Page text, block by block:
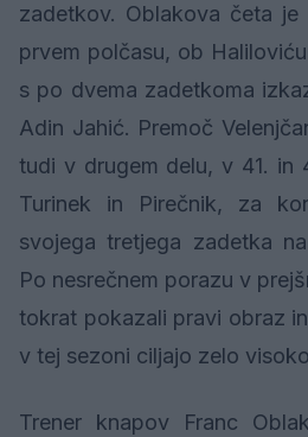
zadetkov. Oblakova četa
prvem polčasu, ob
s po dvema zadetkoma
Adin Jahić. Premoč
tudi v drugem delu, v 41. in
Turinek in Pirečnik, za
svojega tretjega zadetka
Po nesrečnem porazu v
tokrat pokazali pravi obraz
v tej sezoni ciljajo zelo
Trener knapov Franc